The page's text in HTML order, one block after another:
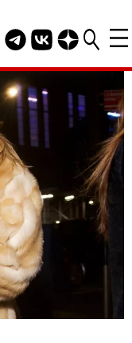
Telegram канал
Группа HELLO
Канал